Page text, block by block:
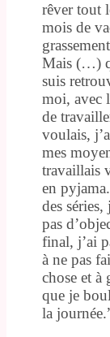
rêver tout
mois de
Mais (…)
suis
moi, avec
de
voulais,
mes
travaillais
en
des séries,
pas
final, j’ai
à ne pas
chose et à
que je
la